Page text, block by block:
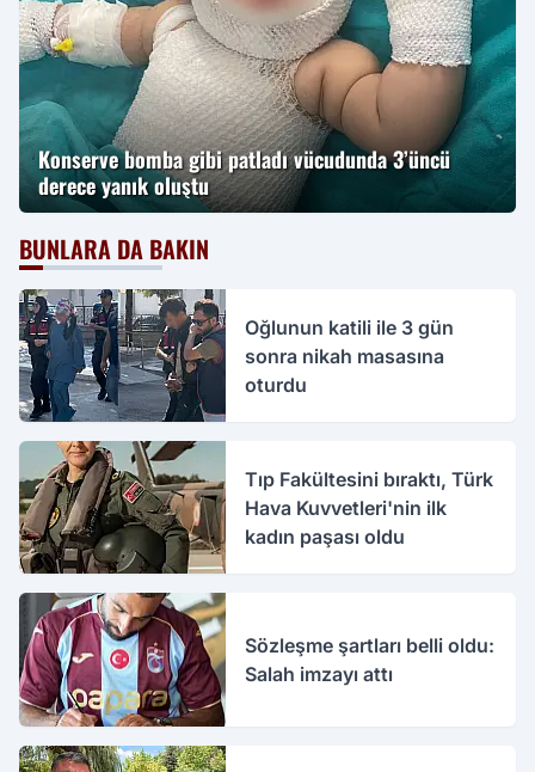
Konserve bomba gibi patladı vücudunda 3’üncü
derece yanık oluştu
BUNLARA DA BAKIN
Oğlunun katili ile 3 gün
sonra nikah masasına
oturdu
Tıp Fakültesini bıraktı, Türk
Hava Kuvvetleri'nin ilk
kadın paşası oldu
Sözleşme şartları belli oldu:
Salah imzayı attı